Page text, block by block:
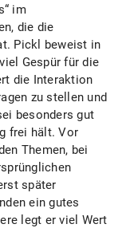
im
die die
Pickl beweist in
Gespür für die
die Interaktion
zu stellen und
besonders gut
frei hält. Vor
Themen, bei
später
ein gutes
legt er viel Wert